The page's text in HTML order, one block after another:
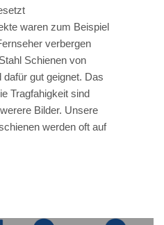
waren zum Beispiel
verbergen
Schienen von
gut geignet. Das
Tragfahigkeit sind
Bilder. Unsere
werden oft auf